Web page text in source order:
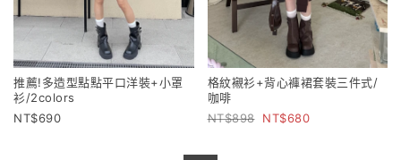
推薦!多造型點點平口洋裝+小罩
衫/2colors
690
格紋襯衫+背心褲裙套裝三件式/
咖啡
898
680